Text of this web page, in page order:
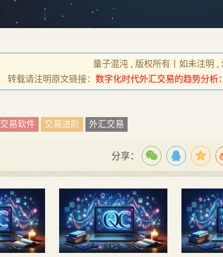
量子混沌 , 版权所有丨如未注明 ,
转载请注明原文链接： 数字化时代外汇交易的趋势分
交易软件 交易进阶 外汇交易
分享：